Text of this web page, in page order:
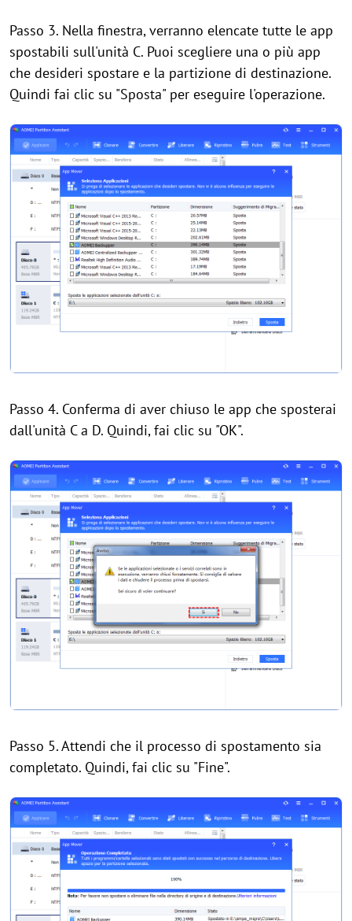
Passo 3. Nella finestra, verranno elencate tutte le app
spostabili sull'unità C. Puoi scegliere una o più app
che desideri spostare e la partizione di destinazione.
Quindi fai clic su "Sposta" per eseguire l'operazione.
Passo 4. Conferma di aver chiuso le app che sposterai
dall'unità C a D. Quindi, fai clic su "OK".
Passo 5. Attendi che il processo di spostamento sia
completato. Quindi, fai clic su "Fine".